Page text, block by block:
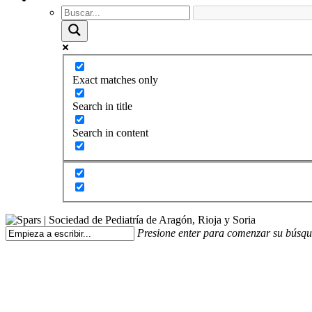
Exact matches only
Search in title
Search in content
Presione enter para comenzar su